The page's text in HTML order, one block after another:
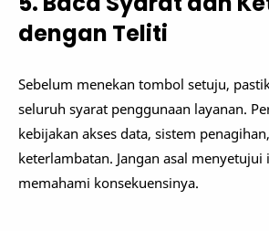
dengan Teliti
Sebelum menekan tombol setuju,
seluruh syarat penggunaan layanan.
kebijakan akses data, sistem
keterlambatan. Jangan asal
memahami konsekuensinya.